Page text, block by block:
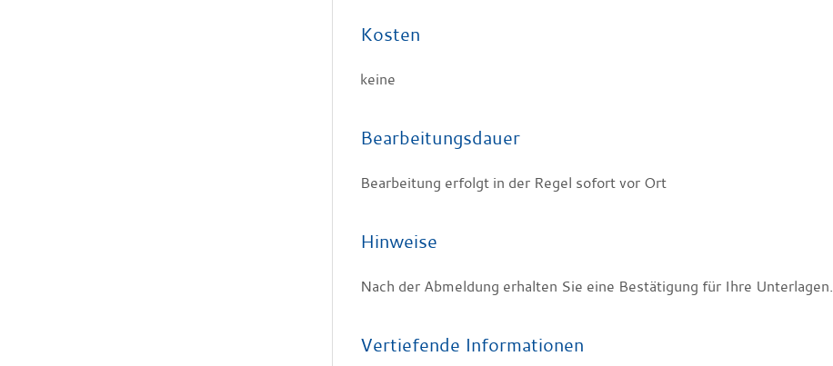
Kosten
keine
Bearbeitungsdauer
Bearbeitung erfolgt in der Regel sofort vor Ort
Hinweise
Nach der Abmeldung erhalten Sie eine Bestätigung für Ihre Unterlagen.
Vertiefende Informationen